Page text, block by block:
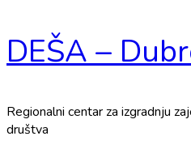
Skip
to
DEŠA –
Regionalni centar za izgradnju
društva